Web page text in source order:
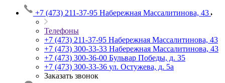
+7 (473) 211-37-95 Набережная Массалитинова, 43
Телефоны
+7 (473) 211-37-95 Набережная Массалитинова, 43
+7 (473) 300-33-33 Набережная Массалитинова, 43
+7 (473) 300-36-00 Бульвар Победы, д. 35
+7 (473) 300-33-36 ул. Остужева, д. 5а
Заказать звонок